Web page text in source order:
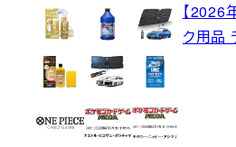
【2026
ク用品